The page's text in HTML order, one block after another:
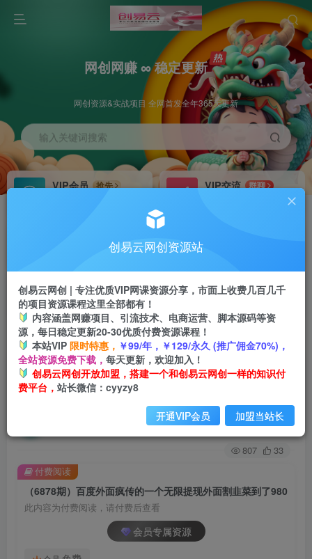
网创网赚 ∞ 稳定更新
网创资源&实战项目 全网首发全年365天更新
输入关键词搜索
VIP会员
抢先
VIP交流
群聊
研究探讨更多创业项目路子。
会员专属推广链接
挂机 项目
脚本卡密
APP下载
GO
首页 创业课程 会员专属 正文
（6878期）百度外面疯传的一个无限提现外面割
韭菜到了980
关注
807 33
（6878期）百度外面疯传的一个无限提现外面割韭菜到了980
此内容为付费阅读，请付费后查看
会员专属资源
付费阅读
创易云网创资源站
创易云网创 | 专注优质VIP网课资源分享，市面上收费几百几千
的项目资源课程这里全部都有！
内容涵盖网赚项目、引流技术、电商运营、脚本源码等资
源，每日稳定更新20-30优质付费资源课程！
本站VIP 限时特惠， ￥99/年，￥129/永久 (推广佣金70%)，
全站资源免费下载， 每天更新，欢迎加入！
创易云网创开放加盟，搭建一个和创易云网创一样的知识付
费平台， 站长微信：cyyzy8
开通VIP会员 加盟当站长